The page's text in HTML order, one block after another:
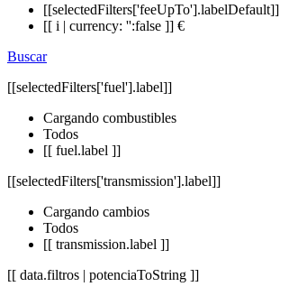
[[selectedFilters['feeUpTo'].labelDefault]]
[[ i | currency: '':false ]] €
Buscar
[[selectedFilters['fuel'].label]]
Cargando combustibles
Todos
[[ fuel.label ]]
[[selectedFilters['transmission'].label]]
Cargando cambios
Todos
[[ transmission.label ]]
[[ data.filtros | potenciaToString ]]